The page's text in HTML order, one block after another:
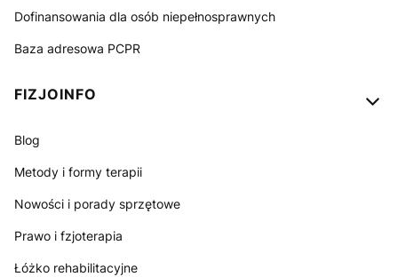
Dofinansowania dla osób niepełnosprawnych
Baza adresowa PCPR
FIZJOINFO
Blog
Metody i formy terapii
Nowości i porady sprzętowe
Prawo i fzjoterapia
Łóżko rehabilitacyjne